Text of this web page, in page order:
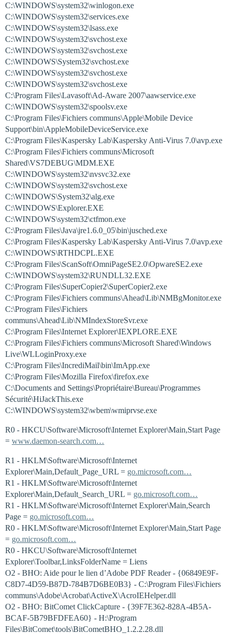
C:\WINDOWS\system32\winlogon.exe
C:\WINDOWS\system32\services.exe
C:\WINDOWS\system32\lsass.exe
C:\WINDOWS\system32\svchost.exe
C:\WINDOWS\system32\svchost.exe
C:\WINDOWS\System32\svchost.exe
C:\WINDOWS\system32\svchost.exe
C:\WINDOWS\system32\svchost.exe
C:\Program Files\Lavasoft\Ad-Aware 2007\aawservice.exe
C:\WINDOWS\system32\spoolsv.exe
C:\Program Files\Fichiers communs\Apple\Mobile Device
Support\bin\AppleMobileDeviceService.exe
C:\Program Files\Kaspersky Lab\Kaspersky Anti-Virus 7.0\avp.exe
C:\Program Files\Fichiers communs\Microsoft
Shared\VS7DEBUG\MDM.EXE
C:\WINDOWS\system32\nvsvc32.exe
C:\WINDOWS\system32\svchost.exe
C:\WINDOWS\System32\alg.exe
C:\WINDOWS\Explorer.EXE
C:\WINDOWS\system32\ctfmon.exe
C:\Program Files\Java\jre1.6.0_05\bin\jusched.exe
C:\Program Files\Kaspersky Lab\Kaspersky Anti-Virus 7.0\avp.exe
C:\WINDOWS\RTHDCPL.EXE
C:\Program Files\ScanSoft\OmniPageSE2.0\OpwareSE2.exe
C:\WINDOWS\system32\RUNDLL32.EXE
C:\Program Files\SuperCopier2\SuperCopier2.exe
C:\Program Files\Fichiers communs\Ahead\Lib\NMBgMonitor.exe
C:\Program Files\Fichiers
communs\Ahead\Lib\NMIndexStoreSvr.exe
C:\Program Files\Internet Explorer\IEXPLORE.EXE
C:\Program Files\Fichiers communs\Microsoft Shared\Windows
Live\WLLoginProxy.exe
C:\Program Files\IncrediMail\bin\ImApp.exe
C:\Program Files\Mozilla Firefox\firefox.exe
C:\Documents and Settings\Propriétaire\Bureau\Programmes
Sécurité\HiJackThis.exe
C:\WINDOWS\system32\wbem\wmiprvse.exe
R0 - HKCU\Software\Microsoft\Internet Explorer\Main,Start Page
= www.daemon-search.com…
R1 - HKLM\Software\Microsoft\Internet
Explorer\Main,Default_Page_URL = go.microsoft.com…
R1 - HKLM\Software\Microsoft\Internet
Explorer\Main,Default_Search_URL = go.microsoft.com…
R1 - HKLM\Software\Microsoft\Internet Explorer\Main,Search
Page = go.microsoft.com…
R0 - HKLM\Software\Microsoft\Internet Explorer\Main,Start Page
= go.microsoft.com…
R0 - HKCU\Software\Microsoft\Internet
Explorer\Toolbar,LinksFolderName = Liens
O2 - BHO: Aide pour le lien d’Adobe PDF Reader - {06849E9F-
C8D7-4D59-B87D-784B7D6BE0B3} - C:\Program Files\Fichiers
communs\Adobe\Acrobat\ActiveX\AcroIEHelper.dll
O2 - BHO: BitComet ClickCapture - {39F7E362-828A-4B5A-
BCAF-5B79BFDFEA60} - H:\Program
Files\BitComet\tools\BitCometBHO_1.2.2.28.dll